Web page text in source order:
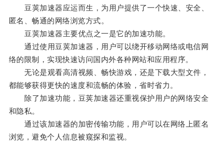
豆荚加速器应运而生，为用户提供了一个快速、安全、
匿名、畅通的网络浏览方式。
豆荚加速器主要优点之一是它的加速功能。
通过使用豆荚加速器，用户可以绕开移动网络或电信网
络的限制，实现快速访问国内外各种网站和应用程序。
无论是观看高清视频、畅快游戏，还是下载大型文件，
都能够获得更快的速度和流畅的体验，省时省力。
除了加速功能，豆荚加速器还重视保护用户的网络安全
和隐私。
通过该加速器的加密传输功能，用户可以在网络上匿名
浏览，避免个人信息被窥探和监视。